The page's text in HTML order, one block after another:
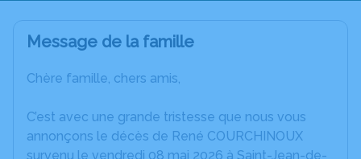
Message de la famille
Chère famille, chers amis,
C’est avec une grande tristesse que nous vous
annonçons le décès de René COURCHINOUX
survenu le vendredi 08 mai 2026 à Saint-Jean-de-